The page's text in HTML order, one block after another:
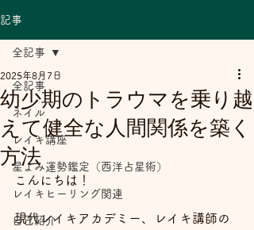
記事
全記事
ネイル
レイキ講座
星よみ運勢鑑定（西洋占星術）
レイキヒーリング関連
自己紹介
全記事
幼少期のトラウマを乗り越
えて健全な人間関係を築く
方法
2025年8月7日
こんにちは！
現代レイキアカデミー、レイキ講師の